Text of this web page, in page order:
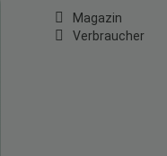
Magazin
Verbraucher